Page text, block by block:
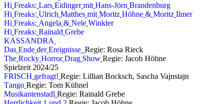
Hi Freaks: Lars Eidinger mit Hans-Jörn Brandenburg
Hi Freaks: Ulrich Matthes mit Moritz Höhne & Moritz Ilmer
Hi Freaks: Angela & Nele Winkler
Hi Freaks: Rainald Grebe
KASSANDRA
Das Ende der Ereignisse Regie: Rosa Rieck
The Rocky Horror Drag Show Regie: Jacob Höhne
Spielzeit 2024/25
FRISCH gefragt! Regie: Lillian Bocksch, Sascha Vajnstajn
Tango Regie: Tom Kühnel
Musikantenstadl Regie: Rainald Grebe